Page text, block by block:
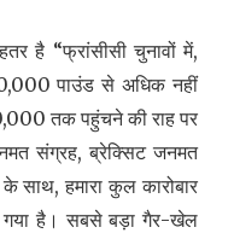
है “फ्रांसीसी चुनावों में,
पाउंड से अधिक नहीं
तक पहुंचने की राह पर
संग्रह, ब्रेक्सिट जनमत
साथ, हमारा कुल कारोबार
गया है। सबसे बड़ा गैर-खेल